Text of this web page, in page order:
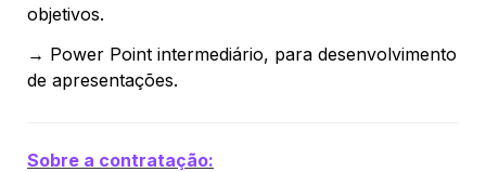
objetivos.
→ Power Point intermediário, para desenvolvimento
de apresentações.
Sobre a contratação: